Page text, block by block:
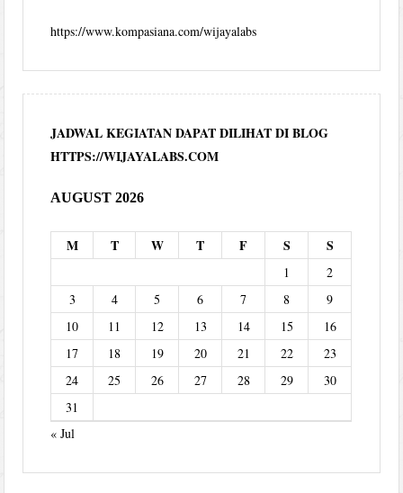
https://www.kompasiana.com/wijayalabs
JADWAL KEGIATAN DAPAT DILIHAT DI BLOG
HTTPS://WIJAYALABS.COM
AUGUST 2026
M T W T F S S
1
2
3
4 5 6 7 8
9
10
11 12 13 14 15
16
17
18 19 20 21 22
23
24
25 26 27 28 29
30
31
« Jul